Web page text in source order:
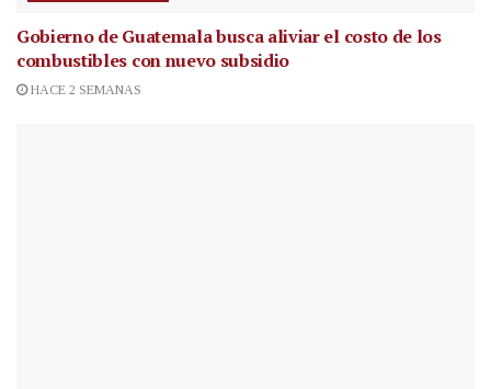
Gobierno de Guatemala busca aliviar el costo de los
combustibles con nuevo subsidio
HACE 2 SEMANAS